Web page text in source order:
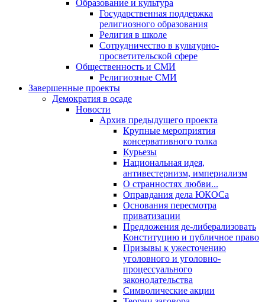
Образование и культура
Государственная поддержка
религиозного образования
Религия в школе
Сотрудничество в культурно-
просветительской сфере
Общественность и СМИ
Религиозные СМИ
Завершенные проекты
Демократия в осаде
Новости
Архив предыдущего проекта
Крупные мероприятия
консервативного толка
Курьезы
Национальная идея,
антивестернизм, империализм
О странностях любви...
Оправдания дела ЮКОСа
Основания пересмотра
приватизации
Предложения де-либерализовать
Конституцию и публичное право
Призывы к ужесточению
уголовного и уголовно-
процессуального
законодательства
Символические акции